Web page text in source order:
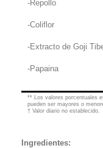
-Repollo
-Coliflor
-Extracto de Goji
-Papaina
** Los valores porcentuales
pueden ser mayores o
† Valor diario no establecido.
Ingredientes: